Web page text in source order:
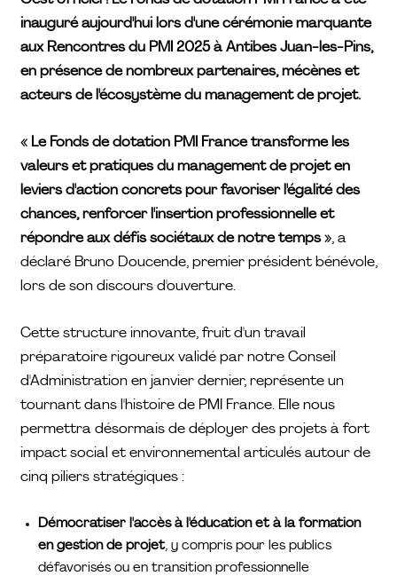
inauguré aujourd'hui lors d'une cérémonie marquante
aux Rencontres du PMI 2025 à Antibes Juan-les-Pins,
en présence de nombreux partenaires, mécènes et
acteurs de l'écosystème du management de projet.
« Le Fonds de dotation PMI France transforme les
valeurs et pratiques du management de projet en
leviers d'action concrets pour favoriser l'égalité des
chances, renforcer l'insertion professionnelle et
répondre aux défis sociétaux de notre temps », a
déclaré Bruno Doucende, premier président bénévole,
lors de son discours d'ouverture.
Cette structure innovante, fruit d'un travail
préparatoire rigoureux validé par notre Conseil
d'Administration en janvier dernier, représente un
tournant dans l'histoire de PMI France. Elle nous
permettra désormais de déployer des projets à fort
impact social et environnemental articulés autour de
cinq piliers stratégiques :
Démocratiser l'accès à l'éducation et à la formation
en gestion de projet, y compris pour les publics
défavorisés ou en transition professionnelle